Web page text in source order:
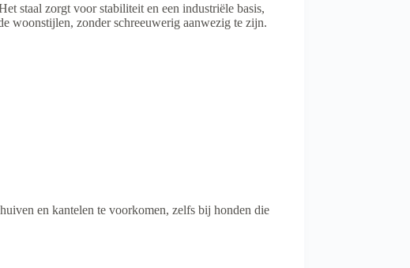
staal zorgt voor stabiliteit en een industriële basis,
woonstijlen, zonder schreeuwerig aanwezig te zijn.
en kantelen te voorkomen, zelfs bij honden die